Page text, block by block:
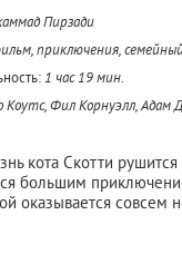
Пирзади
приключения,
1 час 19 мин.
Коутс, Фил Корнуэлл, Адам
кота Скотти
большим
оказывается совсем